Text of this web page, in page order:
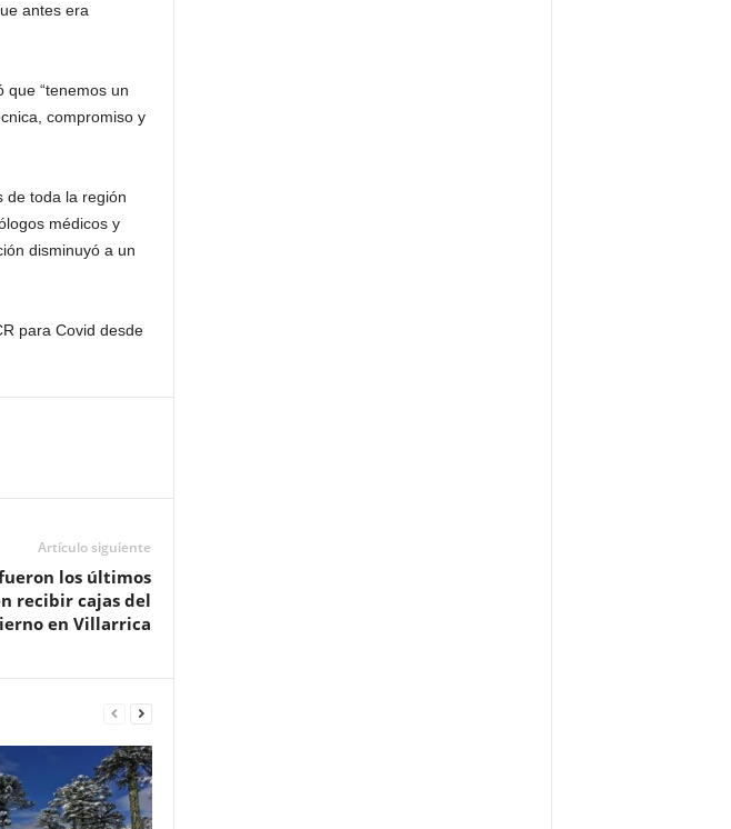
antes era
que “tenemos un
compromiso y
de toda la región
médicos y
disminuyó a un
para Covid desde
Artículo siguiente
los últimos
recibir cajas del
en Villarrica